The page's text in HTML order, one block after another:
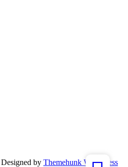
Designed by Themehunk WordPress